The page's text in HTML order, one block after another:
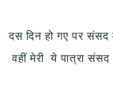
दस दिन हो गए पर संसद
वहीं मेरी ये पात्रा